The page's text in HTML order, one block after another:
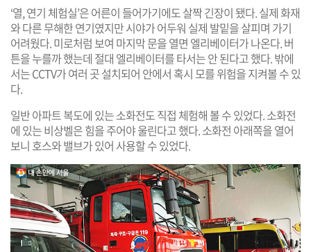
‘열, 연기 체험실’은 어른이 들어가기에도 살짝 긴장이 됐다. 실제 화재
와 다른 무해한 연기였지만 시야가 어두워 실제 발밑을 살피며 가기
어려웠다. 미로처럼 보여 마지막 문을 열면 엘리베이터가 나온다. 버
튼을 누를까 했는데 절대 엘리베이터를 타서는 안 된다고 했다. 밖에
서는 CCTV가 여러 곳 설치되어 안에서 혹시 모를 위험을 지켜볼 수 있
다.
일반 아파트 복도에 있는 소화전도 직접 체험해 볼 수 있었다. 소화전
에 있는 비상벨은 힘을 주어야 울린다고 했다. 소화전 아래쪽을 열어
보니 호스와 밸브가 있어 사용할 수 있었다.